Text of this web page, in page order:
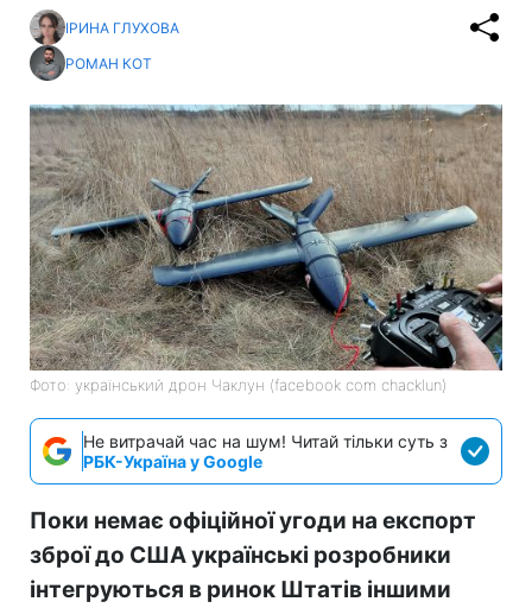
ІРИНА ГЛУХОВА
РОМАН КОТ
Фото: український дрон Чаклун (facebook com chacklun)
Не витрачай час на шум! Читай тільки суть з
РБК-Україна у Google
Поки немає офіційної угоди на експорт
зброї до США українські розробники
інтегруються в ринок Штатів іншими